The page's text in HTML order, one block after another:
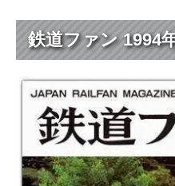
鉄道ファン 1994